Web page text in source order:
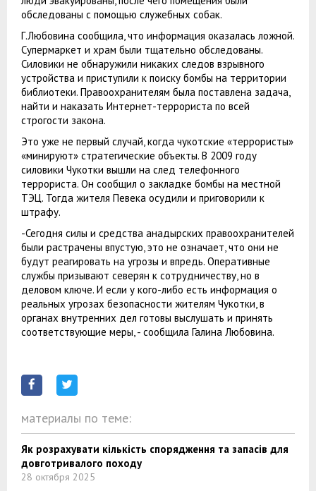
обследованы с помощью служебных собак.
Г.Любовина сообщила, что информация оказалась ложной.
Супермаркет и храм были тщательно обследованы.
Силовики не обнаружили никаких следов взрывного
устройства и приступили к поиску бомбы на территории
библиотеки. Правоохранителям была поставлена задача,
найти и наказать Интернет-террориста по всей
строгости закона.
Это уже не первый случай, когда чукотские «террористы»
«минируют» стратегические объекты. В 2009 году
силовики Чукотки вышли на след телефонного
террориста. Он сообщил о закладке бомбы на местной
ТЭЦ. Тогда жителя Певека осудили и приговорили к
штрафу.
-Сегодня силы и средства анадырских правоохранителей
были растрачены впустую, это не означает, что они не
будут реагировать на угрозы и впредь. Оперативные
службы призывают северян к сотрудничеству, но в
деловом ключе. И если у кого-либо есть информация о
реальных угрозах безопасности жителям Чукотки, в
органах внутренних дел готовы выслушать и принять
соответствующие меры, - сообщила Галина Любовина.
материалы по теме:
Як розрахувати кількість спорядження та запасів для
довготривалого походу
28 октября 2025